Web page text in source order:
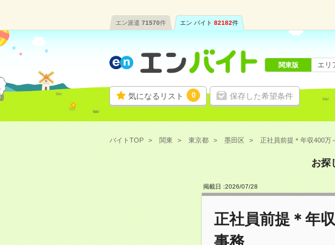
エン派遣 71570件 エン バイト 82182件
気になるリスト 0 保存した希望条件
関東版 エリ
バイトTOP 関東 東京都 墨田区 正社員前提＊年収400万
お探
掲載日 :2026/07/28
正社員前提＊年
事務